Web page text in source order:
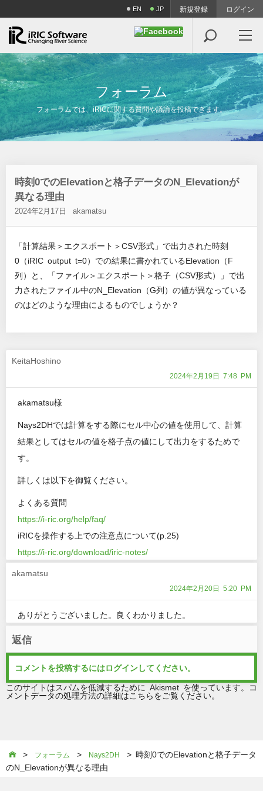
EN JP 新規登録 ログイン

フ ォ ーラム
フォーラムでは、iRICに関する質問や議論を投稿できます。
時刻0でのElevationと格子データのN_Elevationが
異なる理由
2024年2月17日 akamatsu
「計算結果＞エクスポート＞CSV形式」で出力された時刻
0（iRIC output t=0）での結果に書かれているElevation（F
列）と、「ファイル＞エクスポート＞格子（CSV形式）」で出
力されたファイル中のN_Elevation（G列）の値が異なっている
のはどのような理由によるものでしょうか？
KeitaHoshino
2024年2月19日 7:48 PM
akamatsu様
Nays2DHでは計算をする際にセル中心の値を使用して、計算
結果としてはセルの値を格子点の値にして出力をするためで
す。
詳しくは以下を御覧ください。
よくある質問
https://i-ric.org/help/faq/
iRICを操作する上での注意点について(p.25)
https://i-ric.org/download/iric-notes/
akamatsu
2024年2月20日 5:20 PM
ありがとうございました。良くわかりました。
返信
コメントを投稿するにはログイン してください。
このサイトはスパムを低減するために Akismet を使っています。
コ
メントデータの処理方法の詳細はこちらをご覧ください
 > フォーラム > Nays2DH
> 時刻0でのElevationと格子データ
のN_Elevationが異なる理由